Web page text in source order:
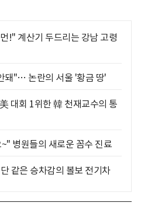
!" 계산기 두드리는 강남 고령
돼"… 논란의 서울 '황금 땅'
대회 1위한 韓 천재교수의 통
병원들의 새로운 꼼수 진료
같은 승차감의 볼보 전기차